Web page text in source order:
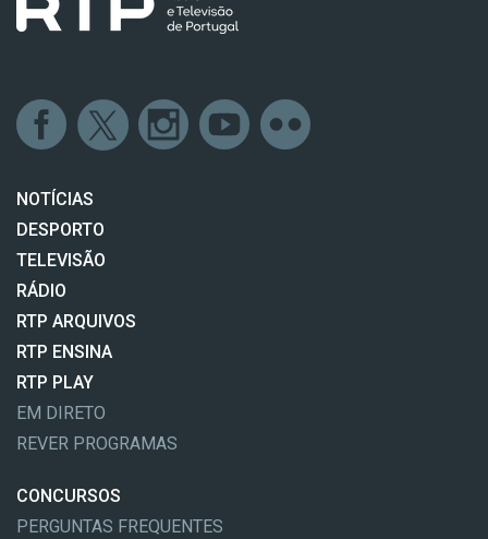
NOTÍCIAS
DESPORTO
TELEVISÃO
RÁDIO
RTP ARQUIVOS
RTP ENSINA
RTP PLAY
EM DIRETO
REVER PROGRAMAS
CONCURSOS
PERGUNTAS FREQUENTES